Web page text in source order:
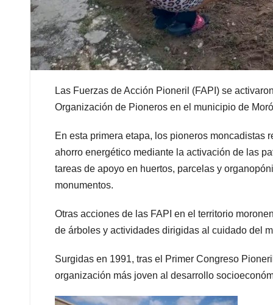
Las Fuerzas de Acción Pioneril (FAPI) se
Organización de Pioneros en el municipio de
En esta primera etapa, los pioneros moncadistas
ahorro energético mediante la activación de las
tareas de apoyo en huertos, parcelas y
monumentos.
Otras acciones de las FAPI en el territorio
de árboles y actividades dirigidas al cuidado del
Surgidas en 1991, tras el Primer Congreso
organización más joven al desarrollo